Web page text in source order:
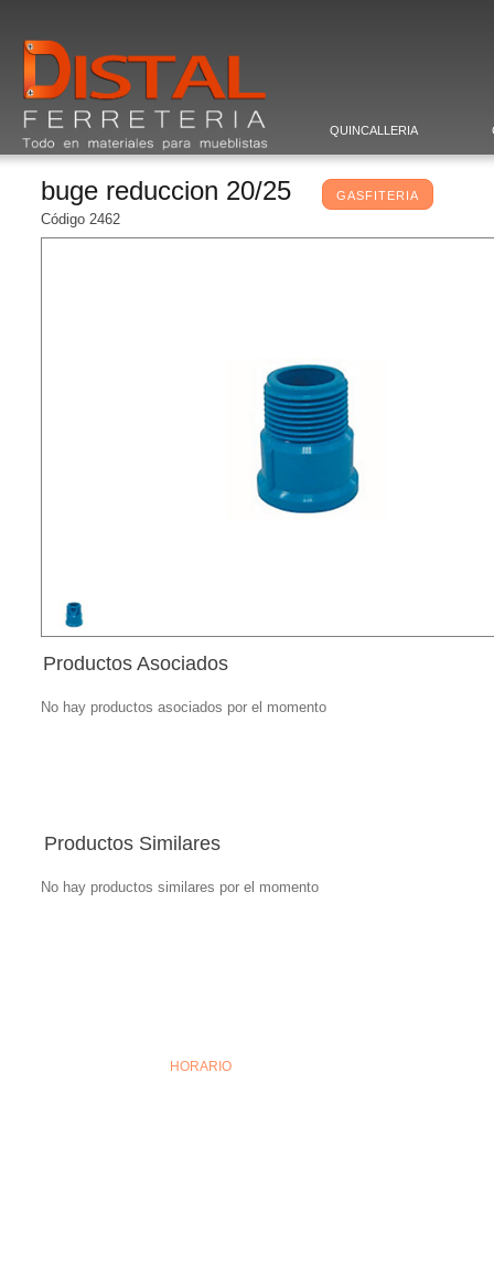
QUINCALLERIA
buge reduccion 20/25 GASFITERIA
Código 2462
Productos Asociados
No hay productos asociados por el momento
Productos Similares
No hay productos similares por el momento
HORARIO